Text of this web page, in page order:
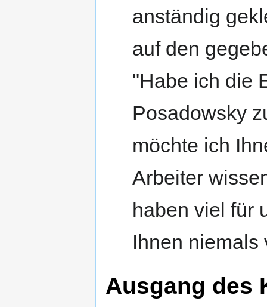
anständig
auf den
"Habe ich die
Posadowsky
möchte ich
Arbeiter
haben viel für
Ihnen niemals
Ausgang des